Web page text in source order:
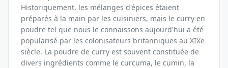
Historiquement, les mélanges d'épices étaient
préparés à la main par les cuisiniers, mais le curry en
poudre tel que nous le connaissons aujourd'hui a été
popularisé par les colonisateurs britanniques au XIXe
siècle. La poudre de curry est souvent constituée de
divers ingrédients comme le curcuma, le cumin, la